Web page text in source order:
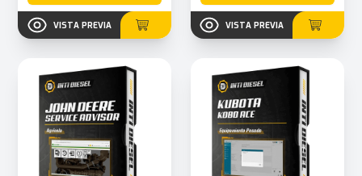
VISTA PREVIA VISTA PREVIA